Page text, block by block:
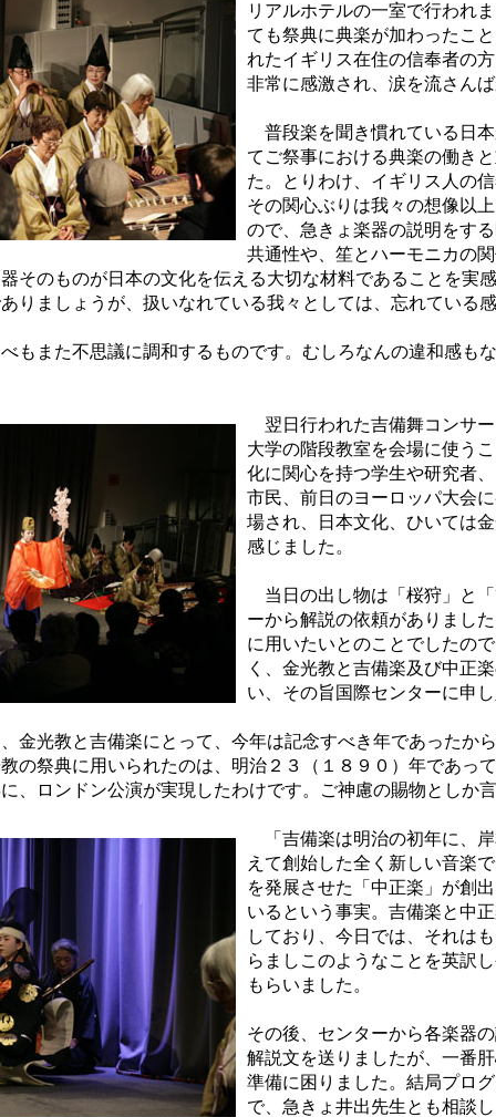
リアルホテルの一室で行われ
ても祭典に典楽が加わったこ
れたイギリス在住の信奉者の
非常に感激され、涙を流さん
普段楽を聞き慣れている日
てご祭事における典楽の働き
た。とりわけ、イギリス人の
その関心ぶりは我々の想像以
ので、急きょ楽器の説明をす
共通性や、笙とハーモニカの
そのものが日本の文化を伝える大切な材料であることを実
りましょうが、扱いなれている我々としては、忘れている
また不思議に調和するものです。むしろなんの違和感も
翌日行われた吉備舞コンサ
大学の階段教室を会場に使う
化に関心を持つ学生や研究者
市民、前日のヨーロッパ大会
場され、日本文化、ひいては
感じました。
当日の出し物は「桜狩」と
ーから解説の依頼がありまし
に用いたいとのことでしたの
く、金光教と吉備楽及び中正
い、その旨国際センターに申
光教と吉備楽にとって、今年は記念すべき年であったか
の祭典に用いられたのは、明治２３（１８９０）年であっ
、ロンドン公演が実現したわけです。ご神慮の賜物としか
「吉備楽は明治の初年に、
えて創始した全く新しい音楽
を発展させた「中正楽」が創
いるという事実。吉備楽と中
しており、今日では、それは
らましこのようなことを英訳
もらいました。
その後、センターから各楽器
解説文を送りましたが、一番
準備に困りました。結局プロ
で、急きょ井出先生とも相談